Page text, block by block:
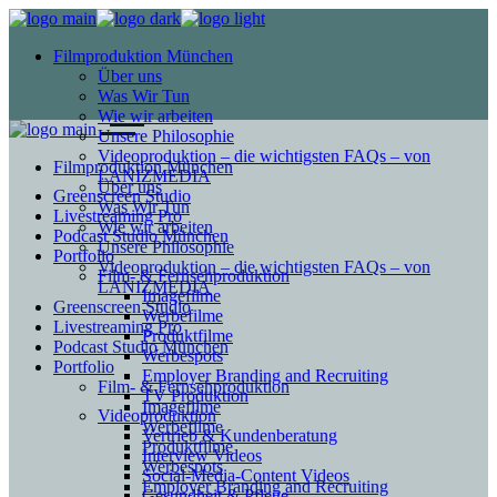
Filmproduktion München
Über uns
Was Wir Tun
Wie wir arbeiten
Unsere Philosophie
Videoproduktion – die wichtigsten FAQs – von
LANIZMEDIA
Greenscreen Studio
Livestreaming Pro
Podcast Studio München
Portfolio
Film- & Fernsehproduktion
Imagefilme
Werbefilme
Produktfilme
Werbespots
Employer Branding and Recruiting
TV Produktion
Videoproduktion
Vertrieb & Kundenberatung
Interview Videos
Social-Media-Content Videos
Filmproduktion München
Über uns
Was Wir Tun
Wie wir arbeiten
Unsere Philosophie
Videoproduktion – die wichtigsten FAQs – von
LANIZMEDIA
Greenscreen Studio
Livestreaming Pro
Podcast Studio München
Portfolio
Film- & Fernsehproduktion
Imagefilme
Werbefilme
Produktfilme
Werbespots
Employer Branding and Recruiting